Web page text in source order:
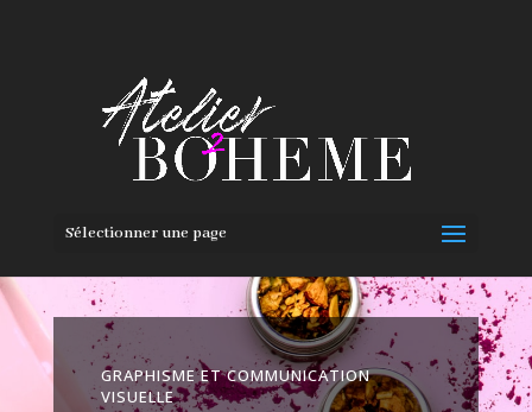
Sélectionner une page
GRAPHISME ET COMMUNICATION
VISUELLE